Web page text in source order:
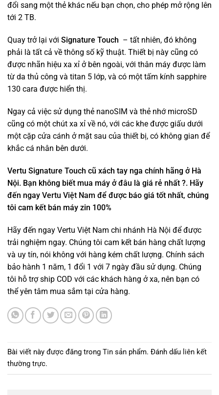
đổi sang một thẻ khác nếu bạn chọn, cho phép mở rộng lên
tới 2 TB.
Quay trở lại với Signature Touch – tất nhiên, đó không
phải là tất cả về thông số kỹ thuật. Thiết bị này cũng có
được nhãn hiệu xa xỉ ở bên ngoài, với thân máy được làm
từ da thủ công và titan 5 lớp, và có một tấm kính sapphire
130 cara được hiển thị.
Ngay cả việc sử dụng thẻ nanoSIM và thẻ nhớ microSD
cũng có một chút xa xỉ về nó, với các khe được giấu dưới
một cặp cửa cánh ở mặt sau của thiết bị, có không gian để
khắc cá nhân bên dưới.
Vertu Signature Touch cũ xách tay nga chính hãng ở Hà
Nội. Bạn không biết mua máy ở đâu là giá rẻ nhất ?. Hãy
đến ngay Vertu Việt Nam để được báo giá tốt nhất, chúng
tôi cam kết bán máy zin 100%
Hãy đến ngay Vertu Việt Nam chi nhánh Hà Nội để được
trải nghiệm ngay. Chúng tôi cam kết bán hàng chất lượng
và uy tín, nói không với hàng kém chất lượng. Chính sách
bảo hành 1 năm, 1 đổi 1 với 7 ngày đầu sử dụng. Chúng
tôi hỗ trợ ship COD với các khách hàng ở xa, nên bạn có
thể yên tâm mua sắm tại cửa hàng.
Bài viết này được đăng trong Tin sản phẩm. Đánh dấu liên kết
thường trực.